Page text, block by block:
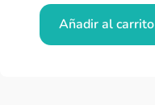
Añadir al carrito